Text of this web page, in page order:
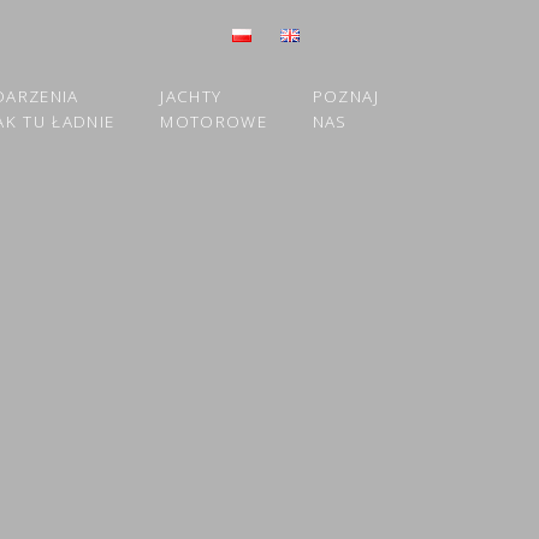
TU ŁADNIE
JACHTY
MOTOROWE
POZNAJ
NAS